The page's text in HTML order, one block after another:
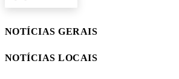
NOTÍCIAS GERAIS
NOTÍCIAS LOCAIS